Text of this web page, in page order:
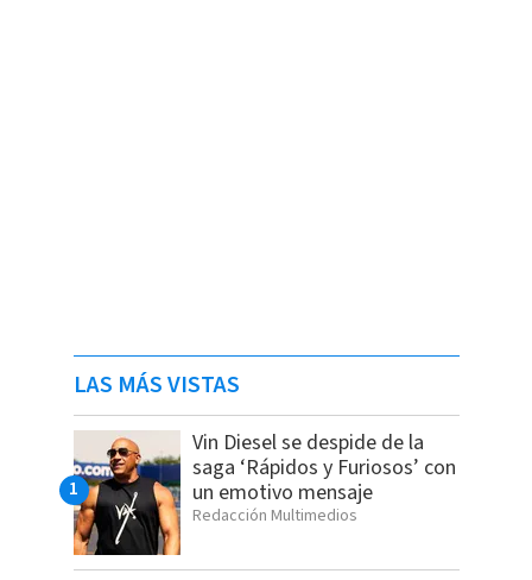
LAS MÁS VISTAS
Vin Diesel se despide de la
saga ‘Rápidos y Furiosos’ con
un emotivo mensaje
Redacción Multimedios